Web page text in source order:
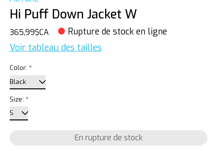
Hi Puff Down Jacket W
365,99$CA Rupture de stock en ligne
Voir tableau des tailles
Color: *
Size: *
En rupture de stock